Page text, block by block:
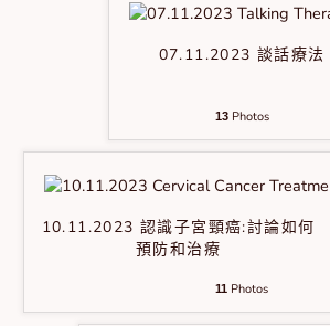
07.11.2023 談話療法
13Photos
10.11.2023 認識子宮頸癌:討論如何
預防和治療
11 Photos